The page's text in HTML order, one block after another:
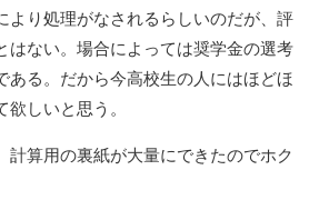
より処理がなされるらしいのだが、評
はない。場合によっては奨学金の選考
ある。だから今高校生の人にはほどほ
欲しいと思う。
計算用の裏紙が大量にできたのでホク